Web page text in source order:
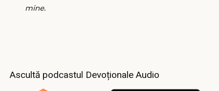
mine.
Ascultă podcastul Devoționale Audio